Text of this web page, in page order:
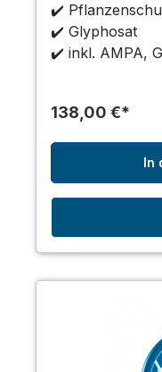
✔️
✔️ Glyphosat
✔️ inkl. AMPA,
138,00 €*
In